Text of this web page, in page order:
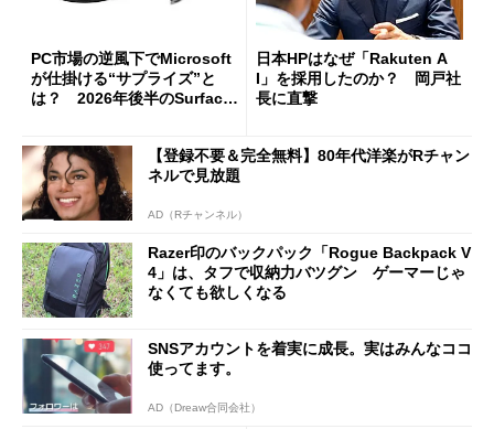
PC市場の逆風下でMicrosoft
が仕掛ける“サプライズ”と
は？ 2026年後半のSurface
日本HPはなぜ「Rakuten A
I」を採用したのか？ 岡戸社
長に直撃
【登録不要＆完全無料】80年代洋楽がRチャン
ネルで見放題
AD（Rチャンネル）
Razer印のバックパック「Rogue Backpack V
4」は、タフで収納力バツグン ゲーマーじゃ
なくても欲しくなる
SNSアカウントを着実に成長。実はみんなココ
使ってます。
AD（Dreaw合同会社）